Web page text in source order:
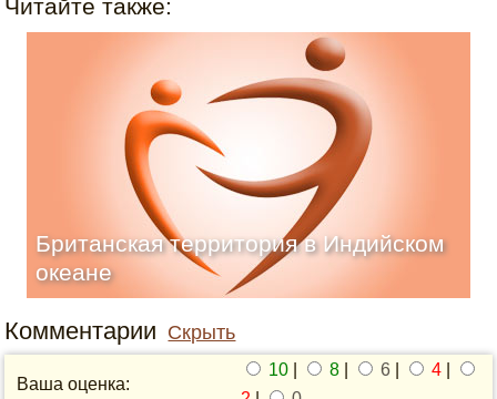
Читайте также:
Британская территория в Индийском
океане
Комментарии Скрыть
Ваша оценка:
10 8 6 4